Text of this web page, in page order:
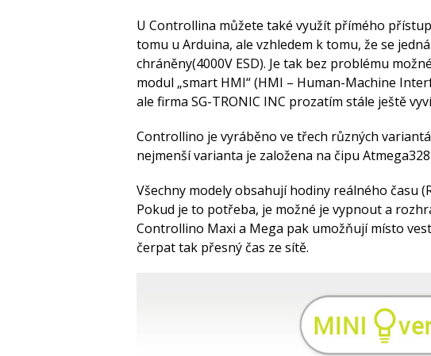
U Controllina můžete také využít přímého
tomu u Arduina, ale vzhledem k tomu, že se
chráněny(4000V ESD). Je tak bez problému
modul „smart HMI“ (HMI – Human-Machine
ale firma SG-TRONIC INC prozatím stále ještě
Controllino je vyráběno ve třech různých
nejmenší varianta je založena na čipu
Všechny modely obsahují hodiny reálného času
Pokud je to potřeba, je možné je vypnout a
Controllino Maxi a Mega pak umožňují místo
čerpat tak přesný čas ze sítě.